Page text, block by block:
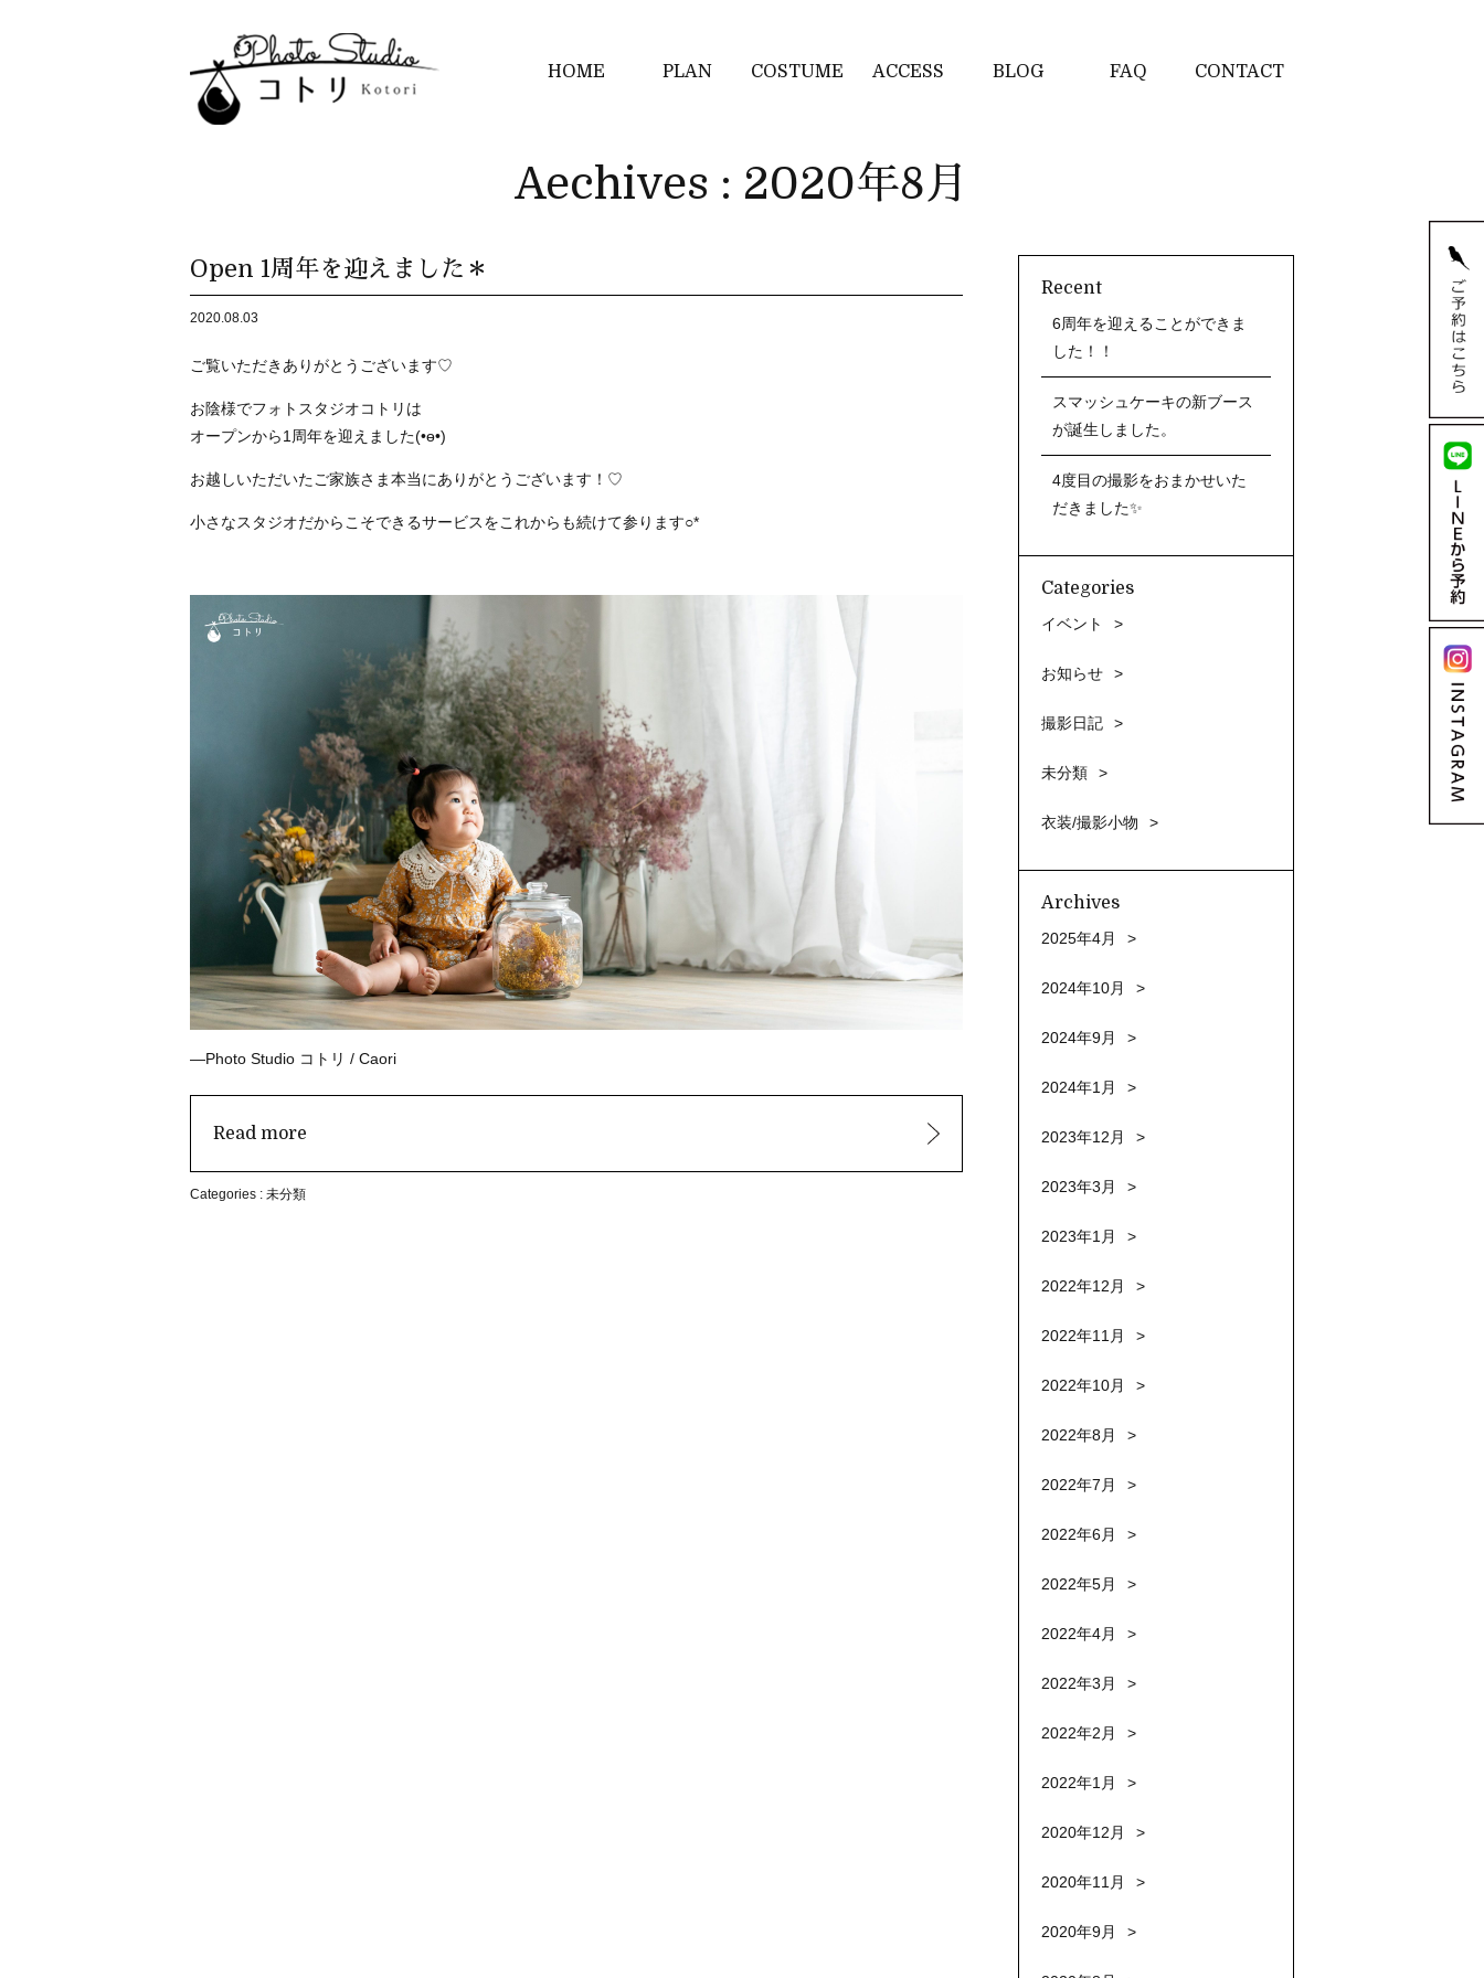
HOME PLAN COSTUME ACCESS BLOG FAQ CONTACT
Aechives : 2020年8月
Open 1周年を迎えました＊
2020.08.03
ご覧いただきありがとうございます♡
お陰様でフォトスタジオコトリは
オープンから1 周年を迎えました(•ө•)
お越しいただいたご家族さま本当にありがとうございます！ ♡
小さなスタジオだからこそできるサービスをこれからも続けて参ります○*
—Photo Studio コトリ / Caori
Read more
Categories : 未分類
Recent
6周年を迎えることができま
した！！
スマッシュケーキの新ブース
が誕生しました。
4度目の撮影をおまかせいた
だきました✨
Categories
イベント
お知らせ
撮影日記
未分類
衣装/撮影小物
Archives
2025年4月
2024年10月
2024年9月
2024年1月
2023年12月
2023年3月
2023年1月
2022年12月
2022年11月
2022年10月
2022年8月
2022年7月
2022年6月
2022年5月
2022年4月
2022年3月
2022年2月
2022年1月
2020年12月
2020年11月
2020年9月